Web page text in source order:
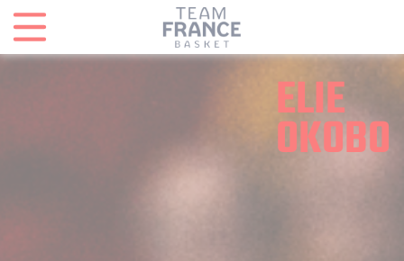
ELIE
OKOBO
Panneau de gestion des cookies